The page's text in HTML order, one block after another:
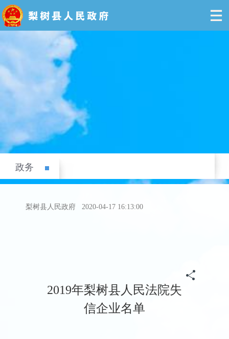
政务
梨树县人民政府 2020-04-17 16:13:00
2019年梨树县人民法院失
信企业名单